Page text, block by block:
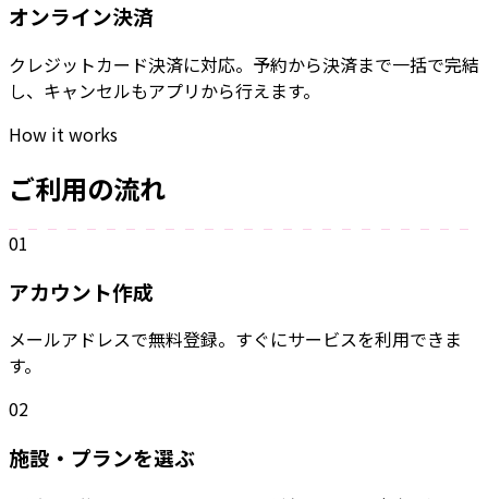
オンライン決済
クレジットカード決済に対応。予約から決済まで一括で完結
し、キャンセルもアプリから行えます。
How it works
ご利用の流れ
01
アカウント作成
メールアドレスで無料登録。すぐにサービスを利用できま
す。
02
施設・プランを選ぶ